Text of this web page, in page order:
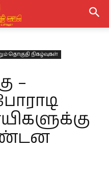
தொகுதி நிகழ்வுகள்
–